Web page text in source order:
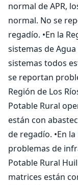
normal de APR,
normal. No se
regadío. •En la
sistemas de
sistemas todos
se reportan
Región de Los
Potable Rural
están con
de regadío. •En
problemas de
Potable Rural
matrices están